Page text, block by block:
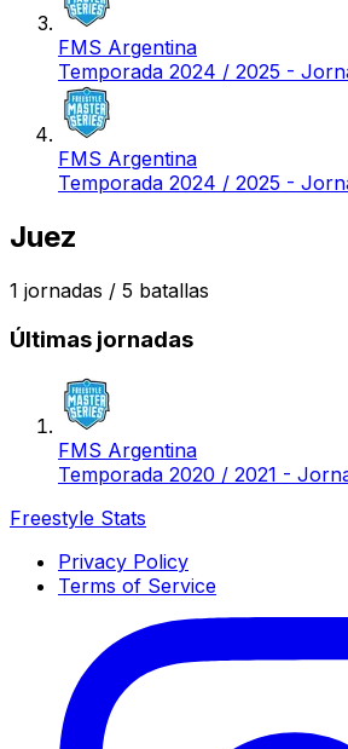
FMS Argentina
Temporada 2024 / 2025 -
FMS Argentina
Temporada 2024 / 2025 -
Juez
1 jornadas / 5 batallas
Últimas jornadas
FMS Argentina
Temporada 2020 / 2021 -
Freestyle Stats
Privacy Policy
Terms of Service